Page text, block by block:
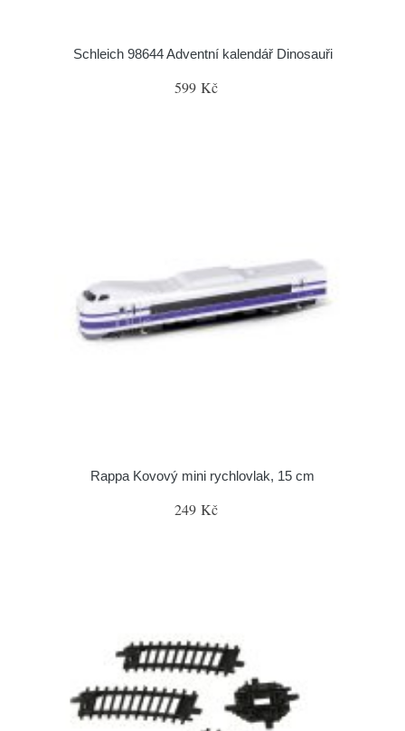
Schleich 98644 Adventní kalendář Dinosauři
599 Kč
Rappa Kovový mini rychlovlak, 15 cm
249 Kč